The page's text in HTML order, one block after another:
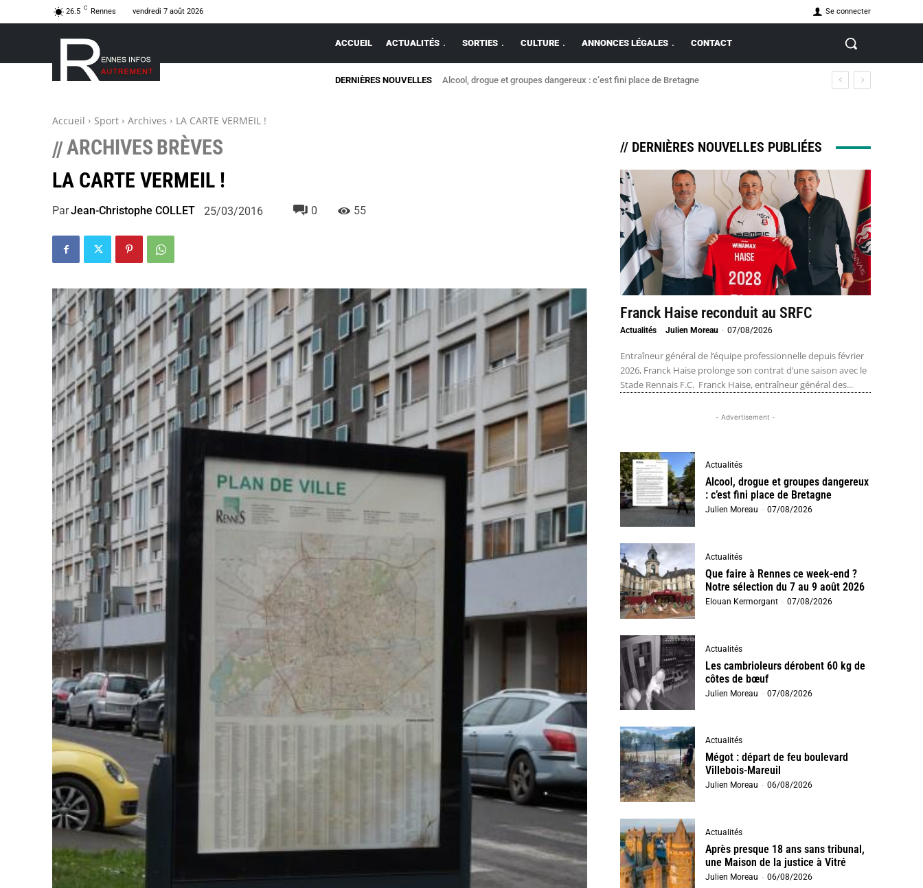
26.5 C Rennes vendredi 7 août 2026 Se connecter
ACCUEIL ACTUALITÉS SORTIES CULTURE ANNONCES LÉGALES CONTACT
DERNIÈRES NOUVELLES Alcool, drogue et groupes dangereux : c’est fini place de Bretagne
Accueil Sport Archives LA CARTE VERMEIL !
//ARCHIVES BRÈVES
LA CARTE VERMEIL !
ParJean-Christophe COLLET 25/03/2016 0 55
// DERNIÈRES NOUVELLES PUBLIÉES
Franck Haise reconduit au SRFC
Actualités Julien Moreau - 07/08/2026
Entraîneur général de l’équipe professionnelle depuis février
2026, Franck Haise prolonge son contrat d’une saison avec le
Stade Rennais F.C. Franck Haise, entraîneur général des...
- Advertisement -
Actualités
Alcool, drogue et groupes dangereux
: c’est fini place de Bretagne
Julien Moreau - 07/08/2026
Actualités
Que faire à Rennes ce week-end ?
Notre sélection du 7 au 9 août 2026
Elouan Kermorgant - 07/08/2026
Actualités
Les cambrioleurs dérobent 60 kg de
côtes de bœuf
Julien Moreau - 07/08/2026
Actualités
Mégot : départ de feu boulevard
Villebois-Mareuil
Julien Moreau - 06/08/2026
Actualités
Après presque 18 ans sans tribunal,
une Maison de la justice à Vitré
Julien Moreau - 06/08/2026